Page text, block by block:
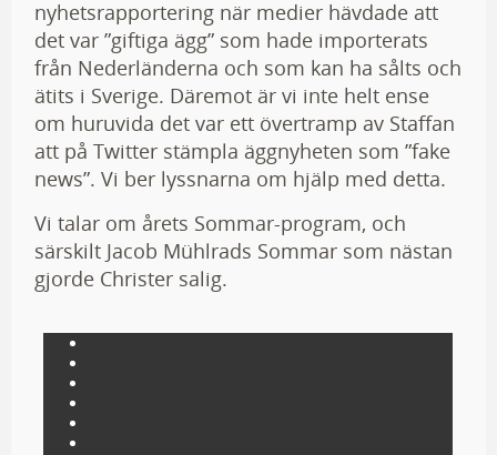
nyhetsrapportering när medier hävdade att
det var ”giftiga ägg” som hade importerats
från Nederländerna och som kan ha sålts och
ätits i Sverige. Däremot är vi inte helt ense
om huruvida det var ett övertramp av Staffan
att på Twitter stämpla äggnyheten som ”fake
news”. Vi ber lyssnarna om hjälp med detta.
Vi talar om årets Sommar-program, och
särskilt Jacob Mühlrads Sommar som nästan
gjorde Christer salig.